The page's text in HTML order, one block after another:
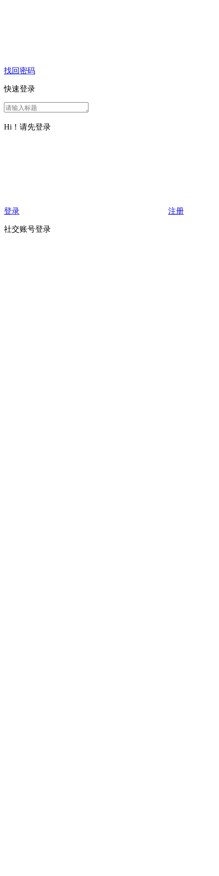
找回密码
快速登录
Hi！请先登录
登录 注册
社交账号登录